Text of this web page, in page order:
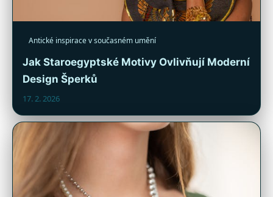
Antické inspirace v současném umění
Jak Staroegyptské Motivy Ovlivňují Moderní
Design Šperků
17. 2. 2026